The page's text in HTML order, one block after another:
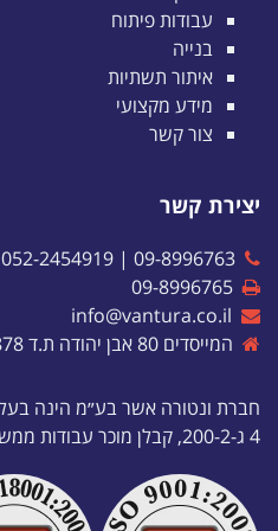
עבודות פיתוח
בנייה
איתור תשתיות
מידע מקצועי
צור קשר
יצירת קשר
|
052-2454919
09-8996765
המייסדים 80 אבן יהודה ת.ד 878 מיקוד 4051151
4 ג-200-2, קבלן מוכר עבודות ממשלתיות וספק משרד הביטחון